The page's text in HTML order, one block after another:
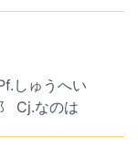
しゅうへい
Cj.なのは